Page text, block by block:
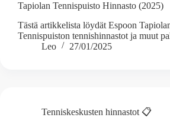
Tapiolan Tennispuisto Hinnasto (2025)
Tästä artikkelista löydät Espoon
Tennispuiston tennishinnastot ja muut
Leo
27/01/2025
Tenniskeskusten hinnastot 📋